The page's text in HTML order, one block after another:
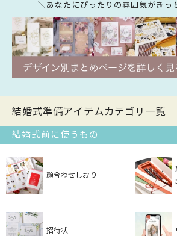
＼あなたにぴったりの雰囲気がきっ
結婚式準備アイテムカテゴリ一覧
結婚式前に使うもの
顔合わせしおり
招待状